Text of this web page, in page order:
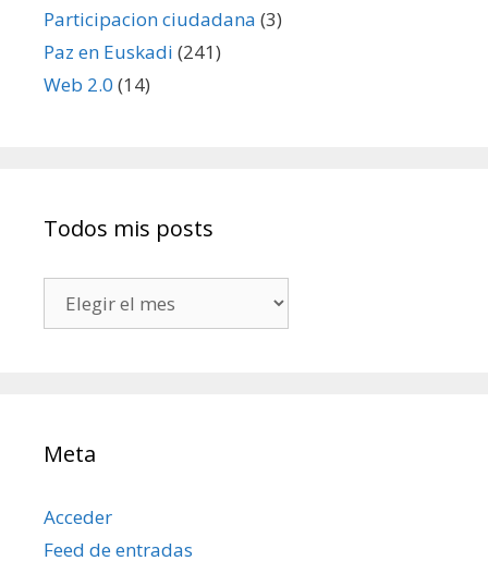
Participacion ciudadana (3)
Paz en Euskadi (241)
Web 2.0 (14)
Todos mis posts
mis
Meta
Acceder
Feed de entradas